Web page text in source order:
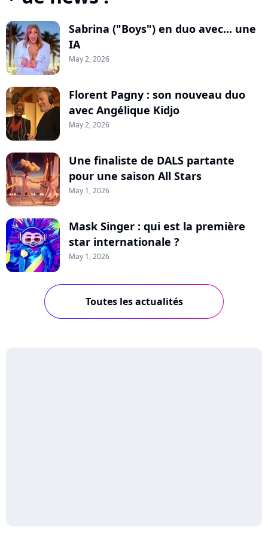
Sabrina ("Boys") en duo avec... une
IA
May 2, 2026
Florent Pagny : son nouveau duo
avec Angélique Kidjo
May 2, 2026
Une finaliste de DALS partante
pour une saison All Stars
May 1, 2026
Mask Singer : qui est la première
star internationale ?
May 1, 2026
Toutes les actualités